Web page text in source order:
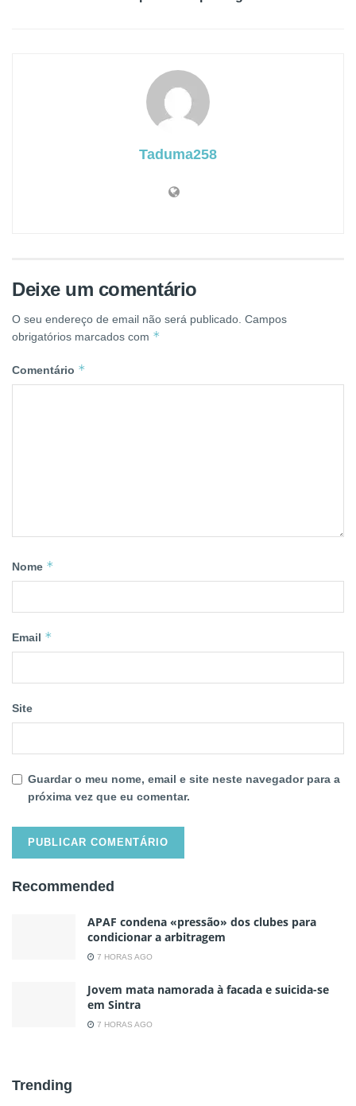
Taduma258
Deixe um comentário
O seu endereço de email não será publicado. Campos
obrigatórios marcados com *
Comentário *
Nome *
Email *
Site
Guardar o meu nome, email e site neste navegador para a
próxima vez que eu comentar.
Recommended
APAF condena «pressão» dos clubes para
condicionar a arbitragem
7 HORAS AGO
Jovem mata namorada à facada e suicida-se
em Sintra
7 HORAS AGO
Trending